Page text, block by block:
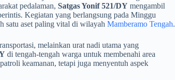
pedalaman, Satgas Yonif 521/DY mengambil
Kegiatan yang berlangsung pada Minggu
satu aset paling vital di wilayah Mamberamo Tengah.
melainkan urat nadi utama yang
di tengah-tengah warga untuk membenahi area
keamanan, tetapi juga menyentuh aspek